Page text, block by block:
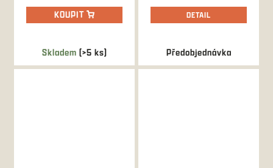
Skladem (>5 ks)
KOUPIT
Předobjednávka
DETAIL